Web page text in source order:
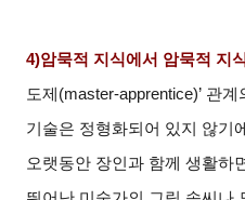
4)암묵적 지식에서 암묵적 지
도제(master-apprentice)’ 관
기술은 정형화되어 있지 않기
오랫동안 장인과 함께 생활하